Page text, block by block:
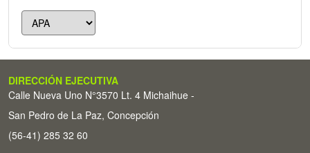
DIRECCIÓN EJECUTIVA
Calle Nueva Uno N°3570 Lt. 4 Michaihue -
San Pedro de La Paz, Concepción
(56-41) 285 32 60